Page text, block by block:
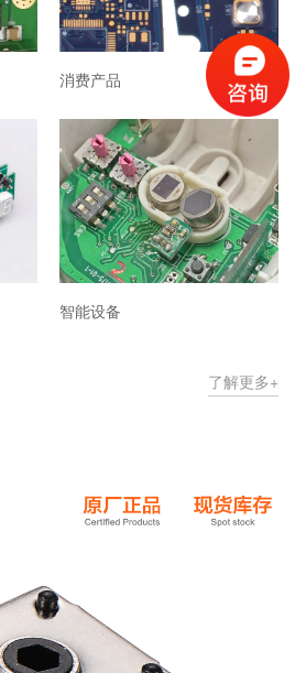
消费产品
智能设备
了解更多+